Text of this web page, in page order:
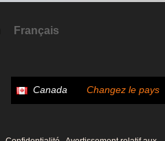
Français
Canada Changez le pays